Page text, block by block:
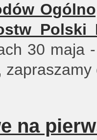
Polski
30 maja
na